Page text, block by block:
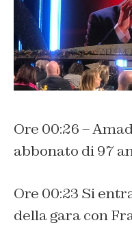
Ore 00:26 –
abbonato di 97
Ore 00:23 Si
della gara con